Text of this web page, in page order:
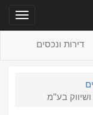
דירות ונכסים
ושיווק בע''מ